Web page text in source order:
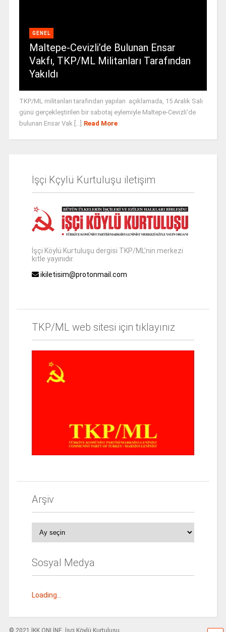
GENEL
Maltepe-Cevizli’de Bulunan Ensar
Vakfı, TKP/ML Militanları Tarafından
Yakıldı
TKP/ML militanları tarafından yapılan açıklamada, 15 Aralık Salı
günü gerçekleştirilen bir sabotaj eylemiyle Maltepe-Cevizli'de
bulunan Ensar Vak [...]
Read More
İşçi Kçylü Kurtuluşu iletişim
İşçi Köylü Kurtuluşu dergisi TKP/ML'nin merkezi
kitle yayınıdır.
ikiletisim@protonmail.com
TKP/ML web sitesi için tıklayınız
Arşiv
Sosyal Medya
Loading...
© 2021 İKK ONLİNE. İşçi Köylü Kurtuluşu